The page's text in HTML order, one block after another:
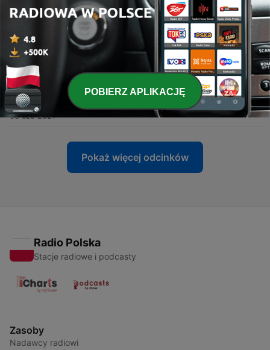
87 - Vox2Box PLUS (87) - Angolo Tattico: T. Henry 14
86 - Vox2Box PLUS (86) - El Final de la Final ft. Carlo
Pizzigoni
13 lip 2021
85 - Vox2Box PLUS (85) - Momento Maioli: Nazionali
Senza Filtro
03 cze 2021
Pokaż więcej odcinków
Radio Polska
Stacje radiowe i podcasty
Zasoby
Nadawcy radiowi
POBIERZ APLIKACJĘ